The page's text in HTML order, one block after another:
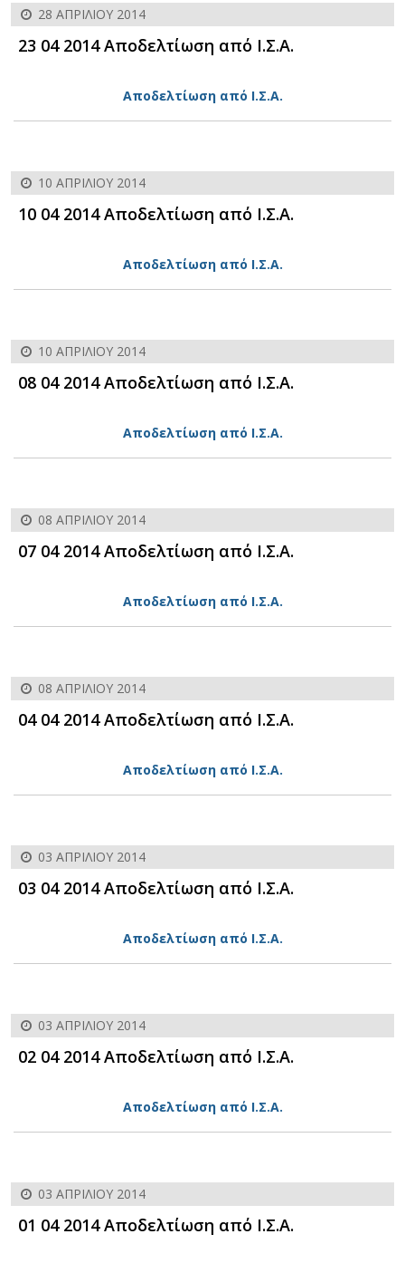
28 ΑΠΡΙΛΊΟΥ 2014
23 04 2014 Αποδελτίωση από Ι.Σ.Α.
Αποδελτίωση από Ι.Σ.Α.
10 ΑΠΡΙΛΊΟΥ 2014
10 04 2014 Αποδελτίωση από Ι.Σ.Α.
Αποδελτίωση από Ι.Σ.Α.
10 ΑΠΡΙΛΊΟΥ 2014
08 04 2014 Αποδελτίωση από Ι.Σ.Α.
Αποδελτίωση από Ι.Σ.Α.
08 ΑΠΡΙΛΊΟΥ 2014
07 04 2014 Αποδελτίωση από Ι.Σ.Α.
Αποδελτίωση από Ι.Σ.Α.
08 ΑΠΡΙΛΊΟΥ 2014
04 04 2014 Αποδελτίωση από Ι.Σ.Α.
Αποδελτίωση από Ι.Σ.Α.
03 ΑΠΡΙΛΊΟΥ 2014
03 04 2014 Αποδελτίωση από Ι.Σ.Α.
Αποδελτίωση από Ι.Σ.Α.
03 ΑΠΡΙΛΊΟΥ 2014
02 04 2014 Αποδελτίωση από Ι.Σ.Α.
Αποδελτίωση από Ι.Σ.Α.
03 ΑΠΡΙΛΊΟΥ 2014
01 04 2014 Αποδελτίωση από Ι.Σ.Α.